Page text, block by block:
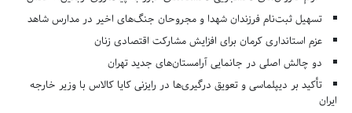
تسهیل ثبت‌نام فرزندان شهدا و مجروحان جنگ‌های اخیر در مدارس شاهد
عزم استانداری کرمان برای افزایش مشارکت اقتصادی زنان
دو چالش اصلی در جانمایی آرامستان‌های جدید تهران
تأکید بر دیپلماسی و تعویق درگیری‌ها در رایزنی کایا کالاس با وزیر خارجه
ایران